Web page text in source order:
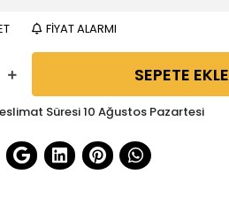
FİYAT ALARMI
SEPETE EKLE
Süresi 10 Ağustos Pazartesi